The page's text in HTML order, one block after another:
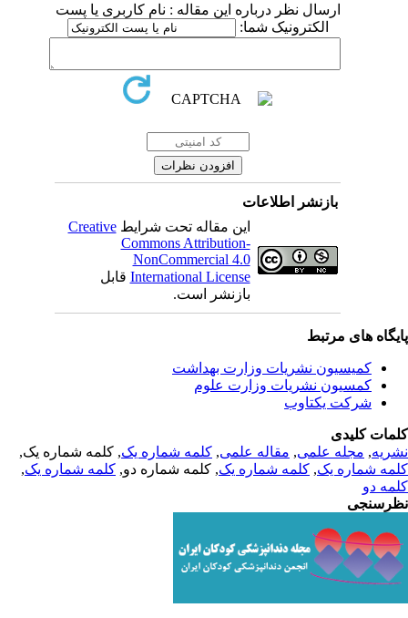
ارسال نظر درباره این مقاله : نام کاربری یا پست
الکترونیک شما:
بازنشر اطلاعات
این مقاله تحت شرایطCreative
Commons Attribution-
NonCommercial 4.0
International Licenseقابل
بازنشر است.
های مرتبط
کمیسیون نشریات وزارت بهداشت
کمسیون نشریات وزارت علوم
شرکت یکتاوب
کلیدی
,مجله علمی, مقاله علمی, کلمه شماره یک, کلمه شماره یک,
شماره یک,کلمه شماره یک, کلمه شماره دو,کلمه شماره یک,
دو